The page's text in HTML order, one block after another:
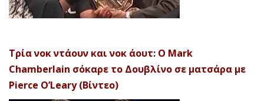
Τρία νοκ ντάουν και νοκ άουτ: Ο Mark
Chamberlain σόκαρε το Δουβλίνο σε ματσάρα με
Pierce O’Leary (Βίντεο)